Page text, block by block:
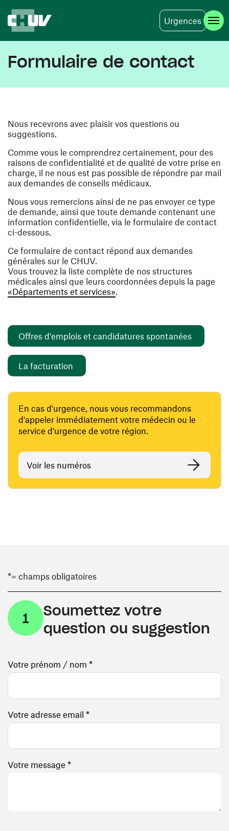
Urgences
Formulaire de contact
Nous recevrons avec plaisir vos questions ou
suggestions.
Comme vous le comprendrez certainement, pour des
raisons de confidentialité et de qualité de votre prise en
charge, il ne nous est pas possible de répondre par mail
aux demandes de conseils médicaux.
Nous vous remercions ainsi de ne pas envoyer ce type
de demande, ainsi que toute demande contenant une
information confidentielle, via le formulaire de contact
ci-dessous.
Ce formulaire de contact répond aux demandes
générales sur le CHUV.
Vous trouvez la liste complète de nos structures
médicales ainsi que leurs coordonnées depuis la page
«Départements et services».
Offres d'emplois et candidatures spontanées
La facturation
En cas d'urgence, nous vous recommandons
d'appeler immédiatement votre médecin ou le
service d'urgence de votre région.
Voir les numéros
*= champs obligatoires
1
Soumettez votre
question ou suggestion
Votre prénom / nom *
Votre adresse email *
Votre message *